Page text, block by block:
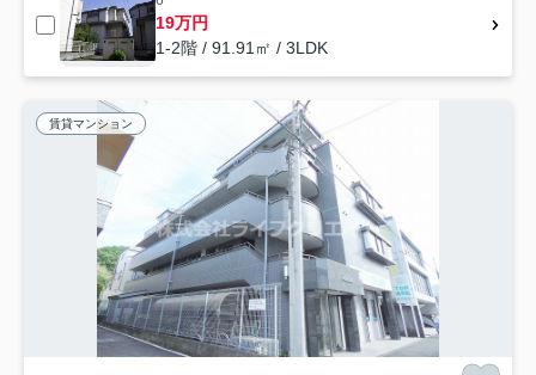
19万円
1-2階 / 91.91㎡ / 3LDK
賃貸マンション